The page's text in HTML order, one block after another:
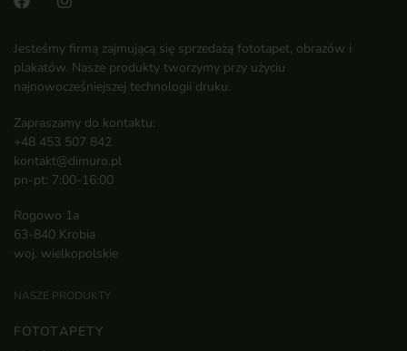
Jesteśmy firmą zajmującą się sprzedażą fototapet, obrazów i
plakatów. Nasze produkty tworzymy przy użyciu
najnowocześniejszej technologii druku.
Zapraszamy do kontaktu:
+48 453 507 842
kontakt@dimuro.pl
pn-pt: 7:00-16:00
Rogowo 1a
63-840 Krobia
woj. wielkopolskie
NASZE PRODUKTY
FOTOTAPETY